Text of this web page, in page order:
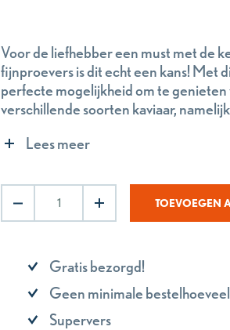
Voor de liefhebber een must met de
fijnproevers is dit echt een kans! Met
perfecte mogelijkheid om te genieten
verschillende soorten kaviaar,
per 10 gram apart verpakt en het
Lees meer
Kaviaar
x
10
gram
aantal
TOEVOEGEN
Gratis bezorgd!
Geen minimale
Supervers